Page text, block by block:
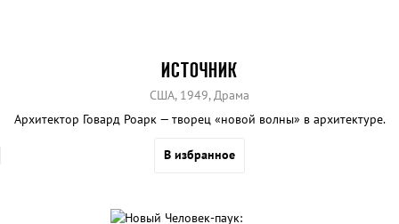
ИСТОЧНИК
США, 1949, Драма
Архитектор Говард Роарк — творец «новой волны» в архитектуре.
В избранное